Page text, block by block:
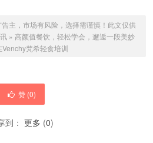
主，市场有风险，选择需谨慎！此文仅供
» 高颜值餐饮，轻松学会，邂逅一段美妙
Venchy梵希轻食培训
赞 (0)
到： 更多 (0)